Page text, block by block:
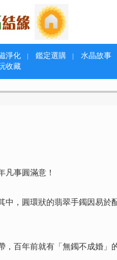
淨化 | 鑑定選購 | 水晶故事
收藏
事圓滿意！
，圓環狀的翡翠手鐲因易於
百年前就有「無鐲不成婚」